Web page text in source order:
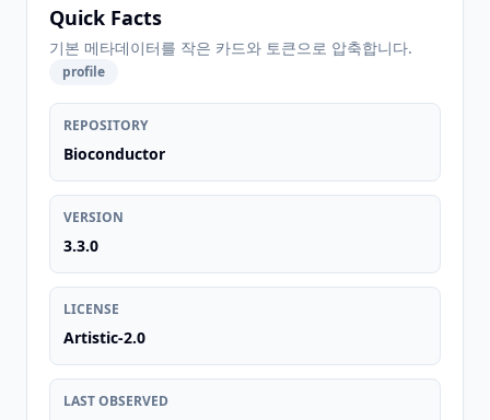
Quick Facts
기본 메타데이터를 작은 카드와 토큰으로 압축합니다.
profile
REPOSITORY
Bioconductor
VERSION
3.3.0
LICENSE
Artistic-2.0
LAST OBSERVED